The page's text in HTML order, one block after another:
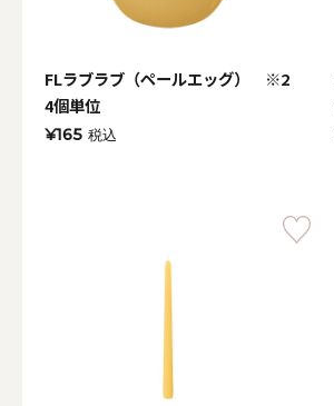
FLラブラブ（ペールエッグ） ※2
4個単位
¥165 税込